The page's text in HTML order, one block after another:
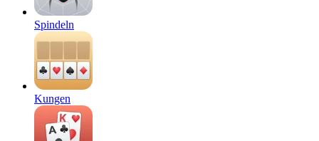
Spindeln
Kungen